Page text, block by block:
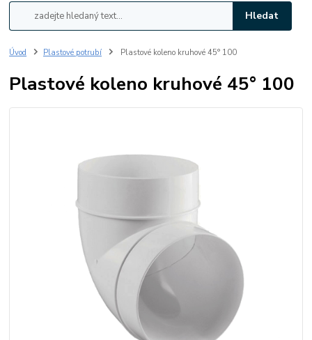
Hledat
Úvod Plastové potrubí Plastové koleno kruhové 45° 100
Plastové koleno kruhové 45° 100